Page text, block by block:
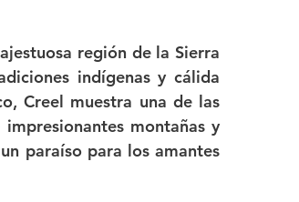
región de la Sierra
indígenas y cálida
Creel muestra una de las
montañas y
paraíso para los amantes